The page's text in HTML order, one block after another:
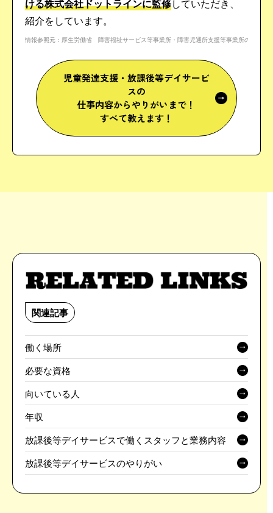
ける株式会社ドットラインに監修していただき、
紹介をしています。
情報参照元：厚生労働省 障害福祉サービス等事業所・障害児通所支援等事業所の状況
児童発達支援・放課後等デイサービ
スの
仕事内容からやりがいまで！
すべて教えます！
関連記事
働く場所
必要な資格
向いている人
年収
放課後等デイサービスで働くスタッフと業務内容
放課後等デイサービスのやりがい